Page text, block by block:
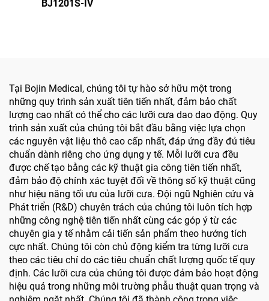
BJ1201S-IV
Tại Bojin Medical, chúng tôi tự hào sở hữu một trong
những quy trình sản xuất tiên tiến nhất, đảm bảo chất
lượng cao nhất có thể cho các lưỡi cưa dao dao động. Quy
trình sản xuất của chúng tôi bắt đầu bằng việc lựa chọn
các nguyên vật liệu thô cao cấp nhất, đáp ứng đầy đủ tiêu
chuẩn dành riêng cho ứng dụng y tế. Mỗi lưỡi cưa đều
được chế tạo bằng các kỹ thuật gia công tiên tiến nhất,
đảm bảo độ chính xác tuyệt đối về thông số kỹ thuật cũng
như hiệu năng tối ưu của lưỡi cưa. Đội ngũ Nghiên cứu và
Phát triển (R&D) chuyên trách của chúng tôi luôn tích hợp
những công nghệ tiên tiến nhất cùng các góp ý từ các
chuyên gia y tế nhằm cải tiến sản phẩm theo hướng tích
cực nhất. Chúng tôi còn chủ động kiểm tra từng lưỡi cưa
theo các tiêu chí do các tiêu chuẩn chất lượng quốc tế quy
định. Các lưỡi cưa của chúng tôi được đảm bảo hoạt động
hiệu quả trong những môi trường phẫu thuật quan trọng và